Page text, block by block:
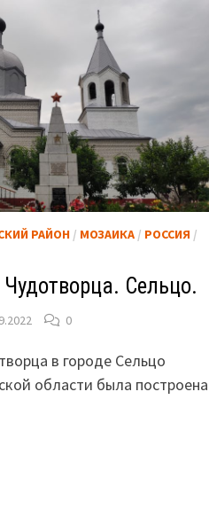
РАЙОН / МОЗАИКА / РОССИЯ /
Сельцо.
0
в городе Сельцо
области была построена